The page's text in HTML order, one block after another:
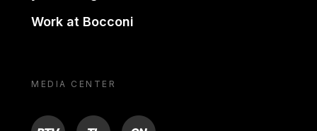
Work at Bocconi
MEDIA CENTER
BTV TL ON